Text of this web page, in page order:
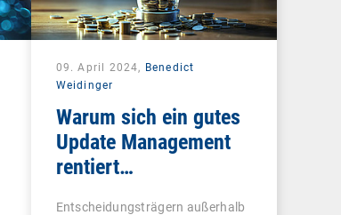
09. April 2024, Benedict
Weidinger
Warum sich ein gutes
Update Management
rentiert…
Entscheidungsträgern außerhalb